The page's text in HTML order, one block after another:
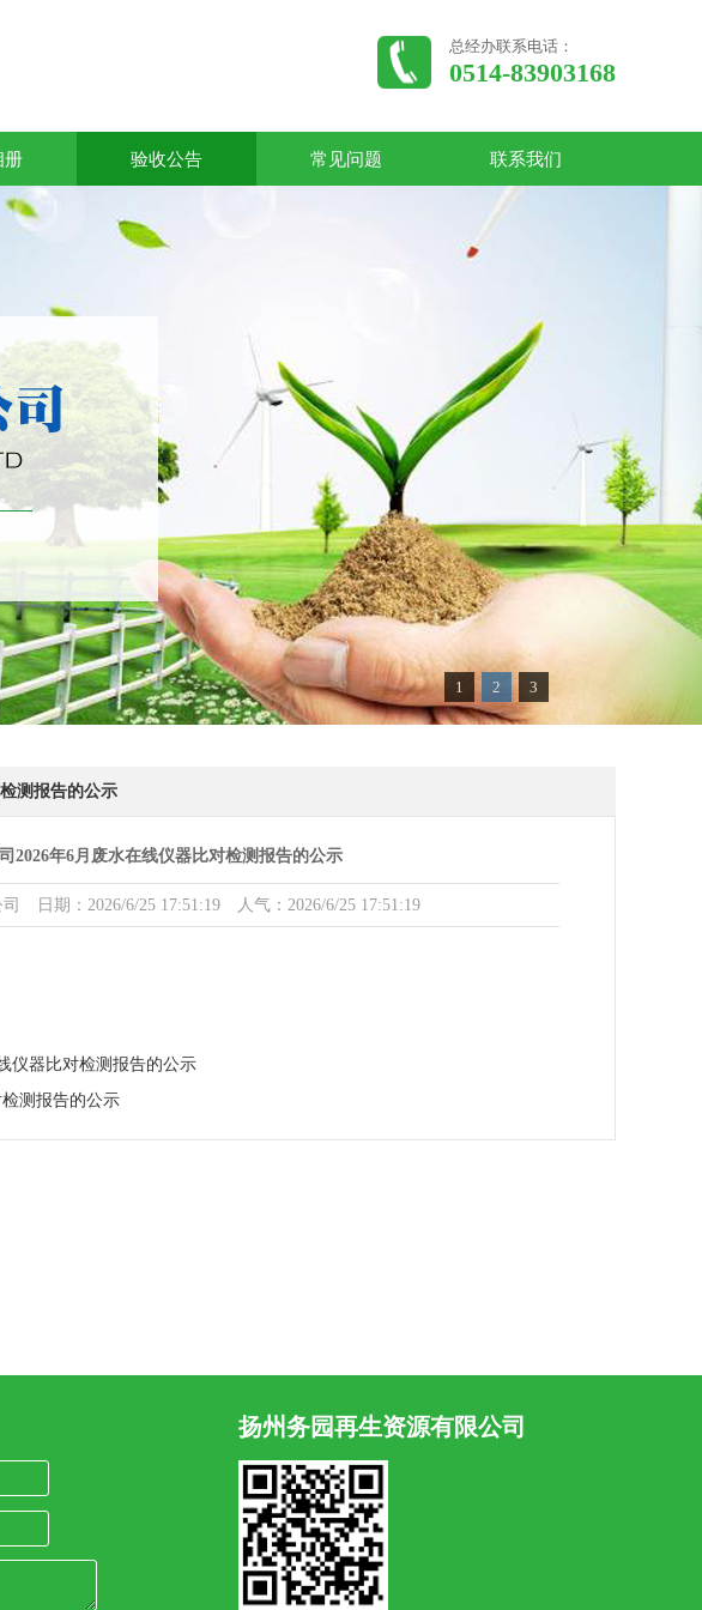
总经办联系电话：
0514-83903168
册 验收公告 常见问题 联系我们
1 2 3
测报告的公示
2026年6月废水在线仪器比对检测报告的公示
日期：2026/6/25 17:51:19 人气：2026/6/25 17:51:19
仪器比对检测报告的公示
测报告的公示
扬州务园再生资源有限公司